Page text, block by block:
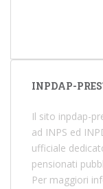
INPDAP-
Il sito inpdap-
ad INPS ed
ufficiale
pensionati
Per maggiori